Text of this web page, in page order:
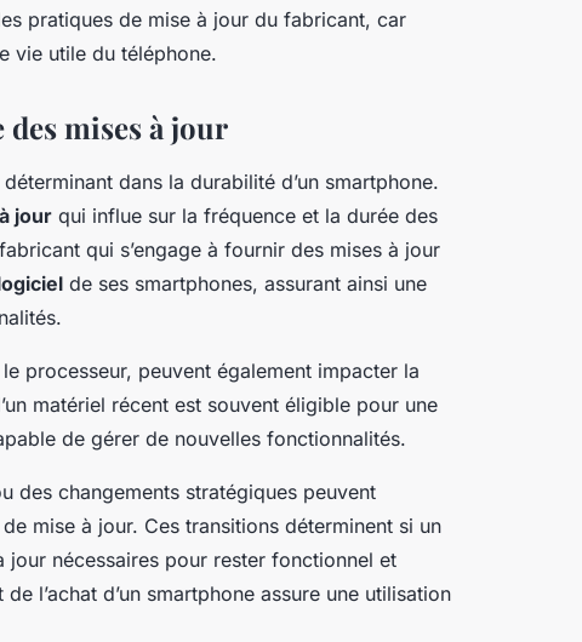
pratiques de mise à jour du fabricant, car
vie utile du téléphone.
mises à jour
dans la durabilité d’un smartphone.
jour qui influe sur la fréquence et la durée des
qui s’engage à fournir des mises à jour
de ses smartphones, assurant ainsi une
processeur, peuvent également impacter la
matériel récent est souvent éligible pour une
de gérer de nouvelles fonctionnalités.
des changements stratégiques peuvent
mise à jour. Ces transitions déterminent si un
nécessaires pour rester fonctionnel et
l’achat d’un smartphone assure une utilisation